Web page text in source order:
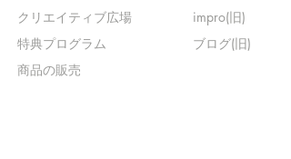
​クリエイティブ広場
​特典プログラム
​商品の販売
impro(旧)​
ブログ(旧)